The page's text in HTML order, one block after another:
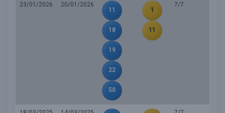
23/01/2026
20/01/2026
11
18
19
22
50
1
11
7/7